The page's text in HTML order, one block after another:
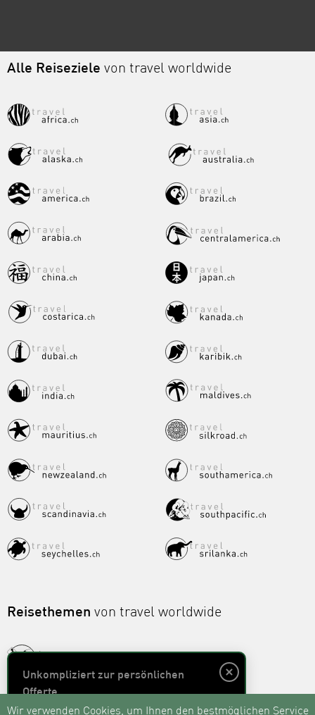
Alle Reiseziele von travel worldwide
Reisethemen von travel worldwide
Wir verwenden Cookies, um Ihnen den bestmöglichen Service
Unkompliziert zur persönlichen
Offerte